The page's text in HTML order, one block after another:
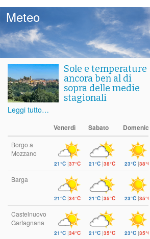
Meteo
Sole e temperature
ancora ben al di
sopra delle medie
stagionali
Leggi tutto…
Venerdì Sabato Domenica
Borgo a
Mozzano
21°C |37°C 21°C |38°C 23°C |38°C
Barga
21°C |34°C 21°C |35°C 23°C |35°C
Castelnuovo
Garfagnana
21°C |34°C 21°C |35°C 23°C |35°C